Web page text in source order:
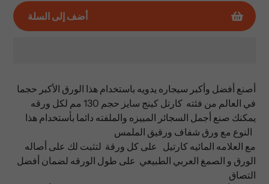
أضف إلى السلة
المنتج
إلى
التسوق
أصنع أفضل وأكبر سيجاره يدويه باستخدام هذا الورق الأكبر حجما
في العالم من فئته كارتل كينج سايز حجم 130 مم لكل ورقه
يمكنك صنع أجمل السجائر المييزه والملفته دائما بأستخدام هذا
الورق و الصمغ العربي الطبيعي على طول الورقه لضمان أفضل
التصاق